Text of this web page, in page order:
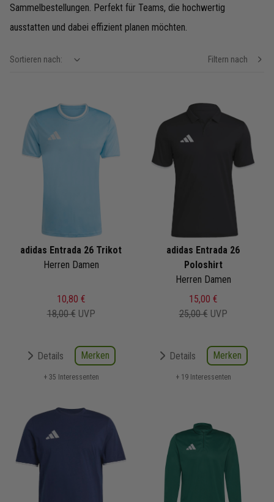
Sammelbestellungen. Perfekt für Teams, die hochwertig
ausstatten und dabei effizient planen möchten.
Sortieren nach: show filteroptions Filtern nach
adidas Entrada 26 Trikot
Herren Damen
10,80 €
18,00 € UVP
Details Merken
+ 35 Interessenten
adidas Entrada 26
Poloshirt
Herren Damen
15,00 €
25,00 € UVP
Details Merken
+ 19 Interessenten